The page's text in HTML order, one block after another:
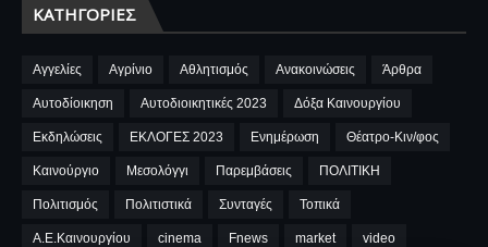
ΚΑΤΗΓΟΡΊΕΣ
Αγγελίες Αγρίνιο Αθλητισμός Ανακοινώσεις Άρθρα
Αυτοδίοικηση Αυτοδιοικητικές 2023 Δόξα Καινουργίου
Εκδηλώσεις ΕΚΛΟΓΕΣ 2023 Ενημέρωση Θέατρο-Κιν/φος
Καινούργιο Μεσολόγγι Παρεμβάσεις ΠΟΛΙΤΙΚΗ
Πολιτισμός Πολιτιστικά Συνταγές Τοπικά
A.E.Καινουργίου cinema Fnews market video